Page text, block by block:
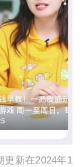
更新在2024年1